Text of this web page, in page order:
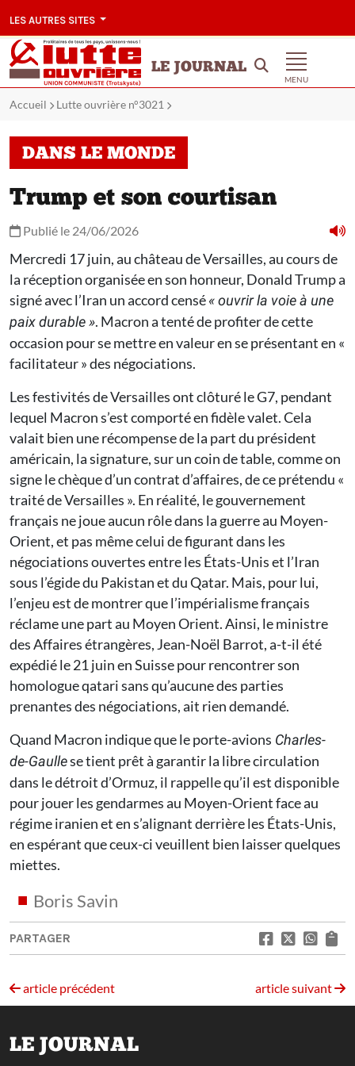
LES AUTRES SITES
LE JOURNAL
MENU
Accueil Lutte ouvrière n°3021
DANS LE MONDE
Trump et son courtisan
Publié le 24/06/2026
Mercredi 17 juin, au château de Versailles, au cours de
la réception organisée en son honneur, Donald Trump a
signé avec l’Iran un accord censé« ouvrir la voie à une
paix durable». Macron a tenté de profiter de cette
occasion pour se mettre en valeur en se présentant en «
facilitateur » des négociations.
Les festivités de Versailles ont clôturé le G7, pendant
lequel Macron s’est comporté en fidèle valet. Cela
valait bien une récompense de la part du président
américain, la signature, sur un coin de table, comme on
signe le chèque d’un contrat d’affaires, de ce prétendu «
traité de Versailles ». En réalité, le gouvernement
français ne joue aucun rôle dans la guerre au Moyen-
Orient, et pas même celui de figurant dans les
négociations ouvertes entre les États-Unis et l’Iran
sous l’égide du Pakistan et du Qatar. Mais, pour lui,
l’enjeu est de montrer que l’impérialisme français
réclame une part au Moyen Orient. Ainsi, le ministre
des Affaires étrangères, Jean-Noël Barrot, a-t-il été
expédié le 21 juin en Suisse pour rencontrer son
homologue qatari sans qu’aucune des parties
prenantes des négociations, ait rien demandé.
Quand Macron indique que le porte-avions Charles-
de-Gaullese tient prêt à garantir la libre circulation
dans le détroit d’Ormuz, il rappelle qu’il est disponible
pour jouer les gendarmes au Moyen-Orient face au
régime iranien et en s’alignant derrière les États-Unis,
en espérant que ceux-ci veuillent bien laisser quelques
miettes.
Boris Savin
PARTAGER
article précédent article suivant
LE JOURNAL